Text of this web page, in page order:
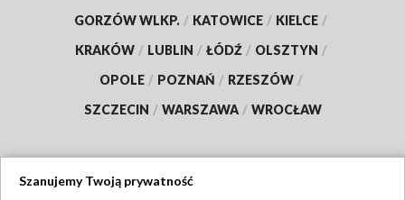
GORZÓW WLKP. / KATOWICE / KIELCE /
KRAKÓW / LUBLIN / ŁÓDŹ / OLSZTYN /
OPOLE / POZNAŃ / RZESZÓW /
SZCZECIN / WARSZAWA / WROCŁAW
Szanujemy Twoją prywatność